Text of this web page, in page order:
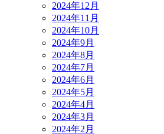
2024年12月
2024年11月
2024年10月
2024年9月
2024年8月
2024年7月
2024年6月
2024年5月
2024年4月
2024年3月
2024年2月